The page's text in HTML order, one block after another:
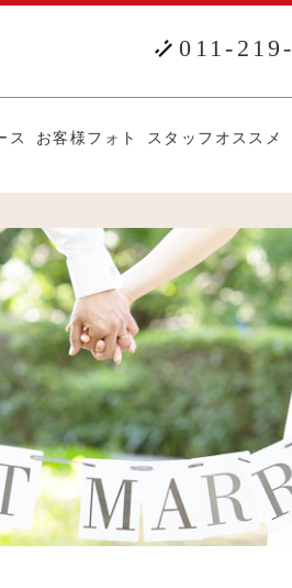
011-
ス お客様フォト スタッフオススメ